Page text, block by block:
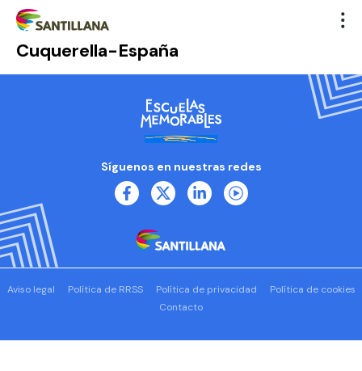
Cuquerella-España
Síguenos en nuestras redes
Aviso legal Política de RRSS Política de privacidad
Política de cookies
Contacto